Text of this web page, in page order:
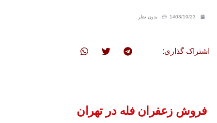
1403/10/23 بدون نظر
اشتراک گذاری:
فروش زعفران فله در تهران